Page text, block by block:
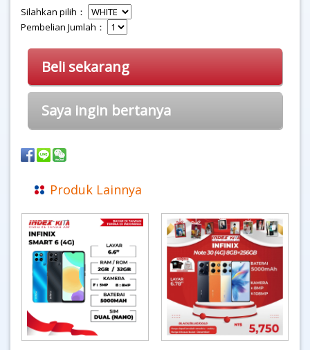
Silahkan pilih：
Pembelian Jumlah：
Beli sekarang
Saya ingin bertanya
Produk Lainnya